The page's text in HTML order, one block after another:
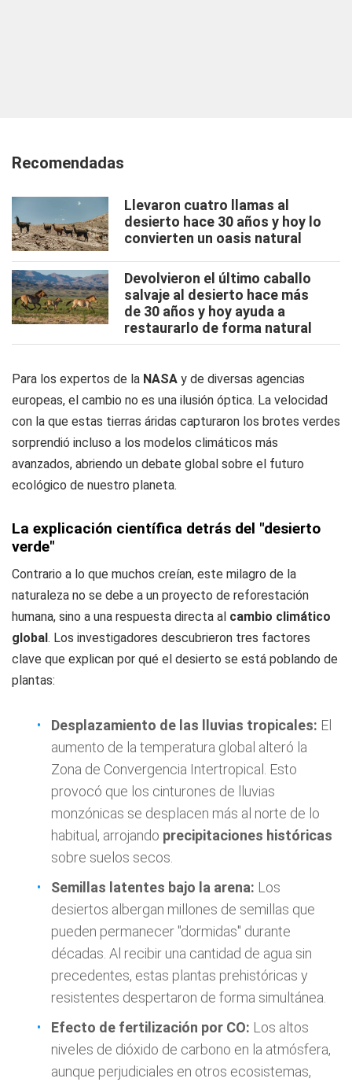
Recomendadas
Llevaron cuatro llamas al
desierto hace 30 años y hoy lo
convierten un oasis natural
Devolvieron el último caballo
salvaje al desierto hace más
de 30 años y hoy ayuda a
restaurarlo de forma natural
Para los expertos de la NASA y de diversas agencias
europeas, el cambio no es una ilusión óptica. La velocidad
con la que estas tierras áridas capturaron los brotes verdes
sorprendió incluso a los modelos climáticos más
avanzados, abriendo un debate global sobre el futuro
ecológico de nuestro planeta.
La explicación científica detrás del "desierto
verde"
Contrario a lo que muchos creían, este milagro de la
naturaleza no se debe a un proyecto de reforestación
humana, sino a una respuesta directa al cambio climático
global. Los investigadores descubrieron tres factores
clave que explican por qué el desierto se está poblando de
plantas:
Desplazamiento de las lluvias tropicales: El
aumento de la temperatura global alteró la
Zona de Convergencia Intertropical. Esto
provocó que los cinturones de lluvias
monzónicas se desplacen más al norte de lo
habitual, arrojando precipitaciones históricas
sobre suelos secos.
Semillas latentes bajo la arena: Los
desiertos albergan millones de semillas que
pueden permanecer "dormidas" durante
décadas. Al recibir una cantidad de agua sin
precedentes, estas plantas prehistóricas y
resistentes despertaron de forma simultánea.
Efecto de fertilización por CO: Los altos
niveles de dióxido de carbono en la atmósfera,
aunque perjudiciales en otros ecosistemas,